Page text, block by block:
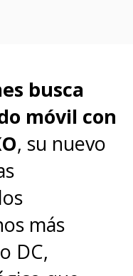
busca
móvil con
, su nuevo
más
DC,